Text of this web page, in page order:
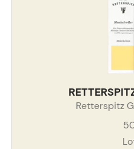
Retterspitz